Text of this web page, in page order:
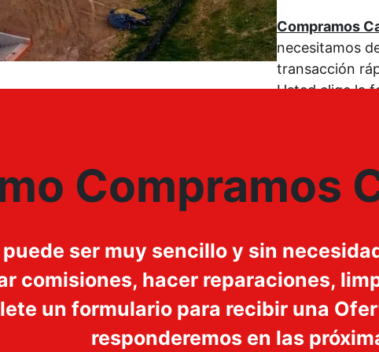
r
t
r
:
Compramos
necesitamos
transacción
Usted elige la
Compramos
ser muy sencillo y sin
comisiones, hacer reparaciones,
un formulario para recibir una
responderemos en las